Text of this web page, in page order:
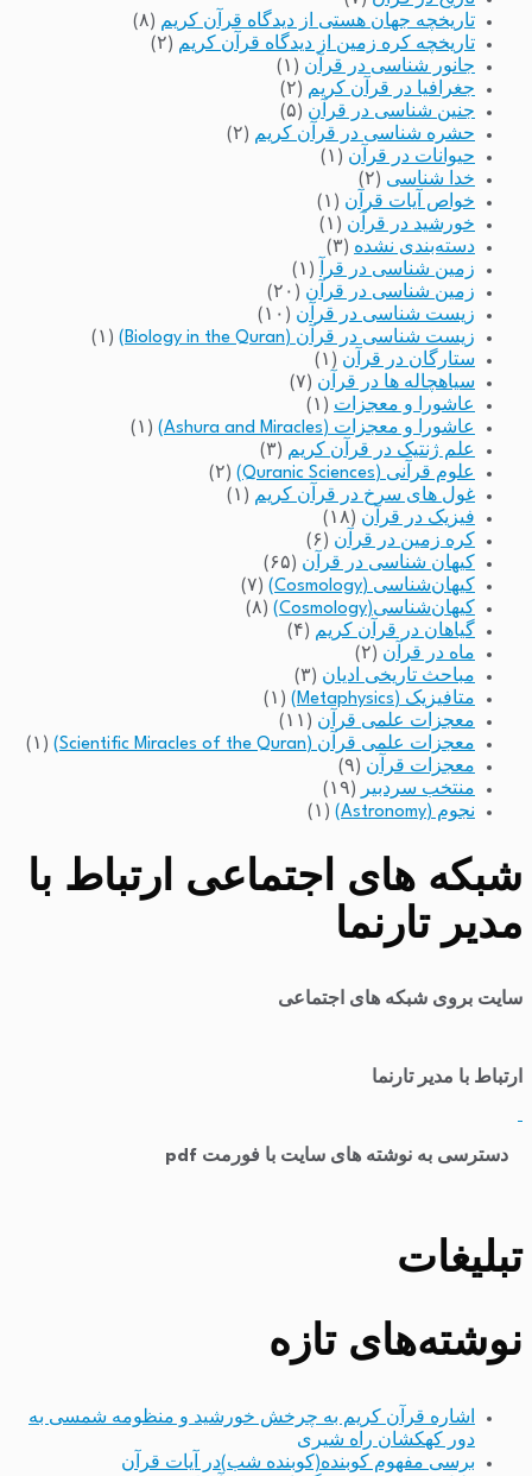
تاریخچه جهان هستی از دیدگاه قرآن کریم (۸)
تاریخچه کره زمین از دیدگاه قرآن کریم (۲)
جانور شناسی در قرآن (۱)
جغرافیا در قرآن کریم (۲)
جنین شناسی در قرآن (۵)
حشره شناسی در قرآن کریم (۲)
حیوانات در قرآن (۱)
خدا شناسی (۲)
خواص آیات قرآن (۱)
خورشید در قرآن (۱)
دسته‌بندی نشده (۳)
زمین شناسی در قرآ
(۱)
زمین شناسی در قرآن (۲۰)
زیست شناسی در قرآن (۱۰)
زیست شناسی در قرآن (Biology in the Quran)
(۱)
ستارگان در قرآن (۱)
سیاهچاله ها در قرآن (۷)
عاشورا و معجزات (۱)
عاشورا و معجزات (Ashura and Miracles)
(۱)
علم ژنتیک در قرآن کریم (۳)
علوم قرآنی (Quranic Sciences)
(۲)
غول های سرخ در قرآن کریم (۱)
فیزیک در قرآن (۱۸)
کره زمین در قرآن (۶)
کیهان شناسی در قرآن (۶۵)
کیهان‌شناسی (Cosmology)
(۷)
کیهان‌شناسی(Cosmology)
(۸)
گیاهان در قرآن کریم (۴)
ماه در قرآن (۲)
مباحث تاریخی ادیان (۳)
متافیزیک (Metaphysics)
(۱)
معجزات علمی قرآن (۱۱)
معجزات علمی قرآن (Scientific Miracles of the Quran)
(۱)
معجزات قرآن (۹)
منتخب سردبیر
(۱۹)
نجوم (Astronomy)
(۱)
شبکه های اجتماعی ارتباط با
مدیر تارنما
سایت بروی شبکه های اجتماعی
ارتباط با مدیر تارنما
دسترسی به نوشته های سایت با فورمت pdf
تبلیغات
نوشته‌های تازه
اشاره قرآن کریم به چرخش خورشید و منظومه شمسی به
دور کهکشان راه شیری
برسی مفهوم کوبنده(کوبنده شب)در آیات قرآن